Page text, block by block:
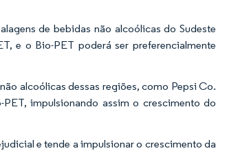
de bebidas não alcoólicas do Sudeste
e o Bio-PET poderá ser preferencialmente
alcoólicas dessas regiões, como Pepsi Co.
impulsionando assim o crescimento do
e tende a impulsionar o crescimento da